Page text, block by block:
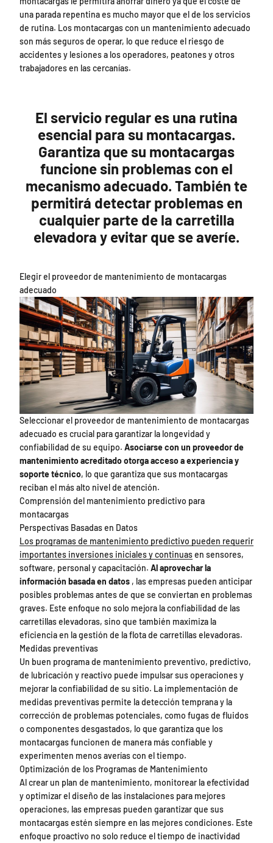
una parada repentina es mucho mayor que el de los servicios
de rutina. Los montacargas con un mantenimiento adecuado
son más seguros de operar, lo que reduce el riesgo de
accidentes y lesiones a los operadores, peatones y otros
trabajadores en las cercanías.
El servicio regular es una rutina
esencial para su montacargas.
Garantiza que su montacargas
funcione sin problemas con el
mecanismo adecuado. También te
permitirá detectar problemas en
cualquier parte de la carretilla
elevadora y evitar que se averíe.
Elegir el proveedor de mantenimiento de montacargas
adecuado
Seleccionar el proveedor de mantenimiento de montacargas
adecuado es crucial para garantizar la longevidad y
confiabilidad de su equipo. Asociarse con un proveedor de
mantenimiento acreditado otorga acceso a experiencia y
soporte técnico, lo que garantiza que sus montacargas
reciban el más alto nivel de atención.
Comprensión del mantenimiento predictivo para
montacargas
Perspectivas Basadas en Datos
Los programas de mantenimiento predictivo pueden requerir
importantes inversiones iniciales y continuasen sensores,
software, personal y capacitación. Al aprovechar la
información basada en datos , las empresas pueden anticipar
posibles problemas antes de que se conviertan en problemas
graves. Este enfoque no solo mejora la confiabilidad de las
carretillas elevadoras, sino que también maximiza la
eficiencia en la gestión de la flota de carretillas elevadoras.
Medidas preventivas
Un buen programa de mantenimiento preventivo, predictivo,
de lubricación y reactivo puede impulsar sus operaciones y
mejorar la confiabilidad de su sitio. La implementación de
medidas preventivas permite la detección temprana y la
corrección de problemas potenciales, como fugas de fluidos
o componentes desgastados, lo que garantiza que los
montacargas funcionen de manera más confiable y
experimenten menos averías con el tiempo.
Optimización de los Programas de Mantenimiento
Al crear un plan de mantenimiento, monitorear la efectividad
y optimizar el diseño de las instalaciones para mejores
operaciones, las empresas pueden garantizar que sus
montacargas estén siempre en las mejores condiciones. Este
enfoque proactivo no solo reduce el tiempo de inactividad